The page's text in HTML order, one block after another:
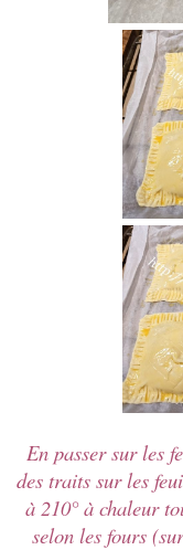
En passer sur les
des traits sur les
à 210° à chaleur
selon les fours